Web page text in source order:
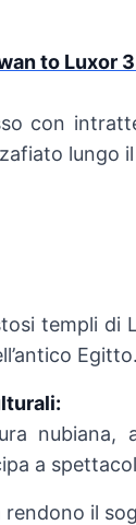
to Luxor
con
lungo il
templi di
nubiana,
a
il